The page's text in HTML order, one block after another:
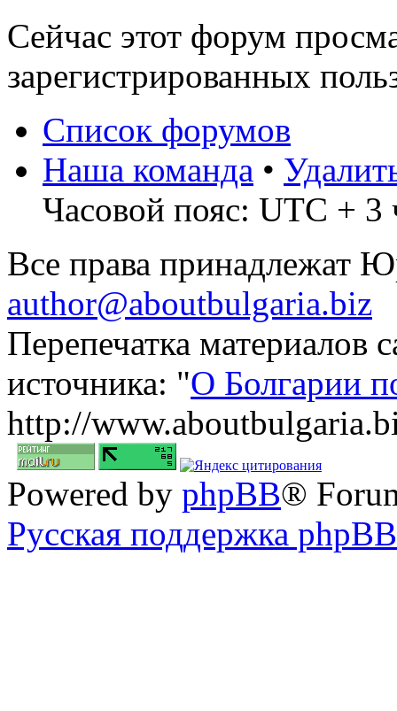
Сейчас этот форум
зарегистрированных
Список форумов
Наша команда •
Часовой пояс: UTC + 3
Все права принадлежат
author@aboutbulgaria.biz
Перепечатка материалов
источника: "О Болгарии
http://
Powered by phpBB®
Русская поддержка phpBB